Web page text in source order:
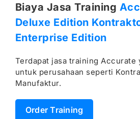
Biaya Jasa Training
Deluxe Edition
Enterprise Edition
Terdapat jasa training Accurate
untuk perusahaan seperti
Manufaktur.
Order Training